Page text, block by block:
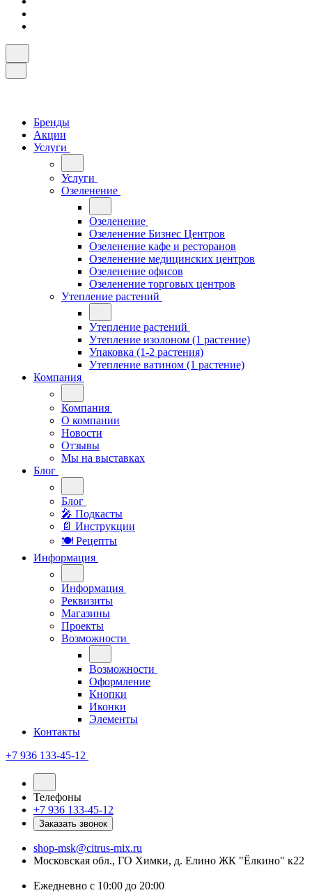
Бренды
Акции
Услуги
Услуги
Озеленение
Озеленение
Озеленение Бизнес Центров
Озеленение кафе и ресторанов
Озеленение медицинских центров
Озеленение офисов
Озеленение торговых центров
Утепление растений
Утепление растений
Утепление изолоном (1 растение)
Упаковка (1-2 растения)
Утепление ватином (1 растение)
Компания
Компания
О компании
Новости
Отзывы
Мы на выставках
Блог
Блог
🎤︎︎ Подкасты
📄 Инструкции
🍽 Рецепты
Информация
Информация
Реквизиты
Магазины
Проекты
Возможности
Возможности
Оформление
Кнопки
Иконки
Элементы
Контакты
+7 936 133-45-12
Телефоны
+7 936 133-45-12
Заказать звонок
shop-msk@citrus-mix.ru
Московская обл., ГО Химки, д. Елино ЖК "Ёлкино" к22
Ежедневно с 10:00 до 20:00